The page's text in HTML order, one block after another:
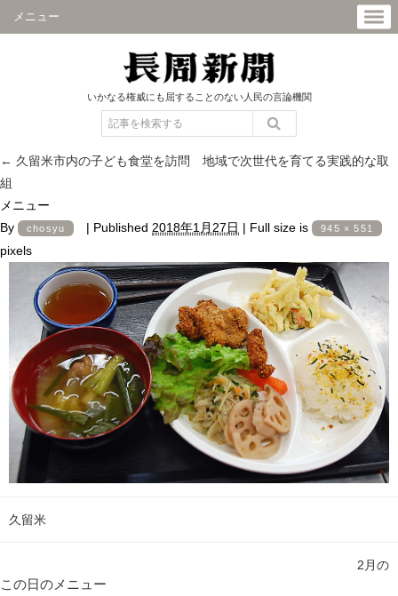
メニュー
いかなる権威にも屈することのない人民の言論機関
← 久留米市内の子ども食堂を訪問 地域で次世代を育てる実践的な取
組
メニュー
By
chosyu | Published 2018年1月27日 | Full size is 945 × 551
pixels
久留米
2月の
この日のメニュー